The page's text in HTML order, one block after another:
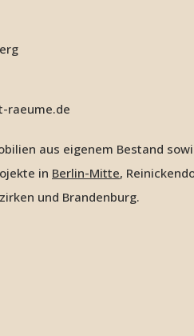
raeume.de
aus eigenem Bestand
in Berlin-Mitte,
und Brandenburg.